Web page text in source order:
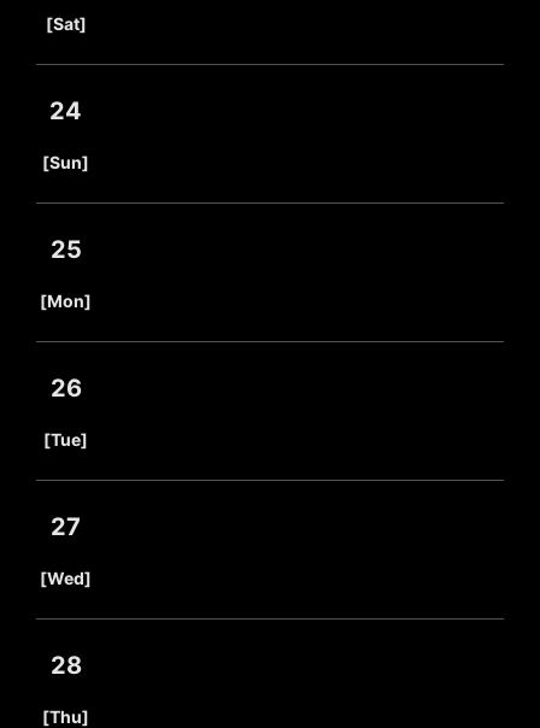
[Sat]
24
[Sun]
25
[Mon]
26
[Tue]
27
[Wed]
28
[Thu]